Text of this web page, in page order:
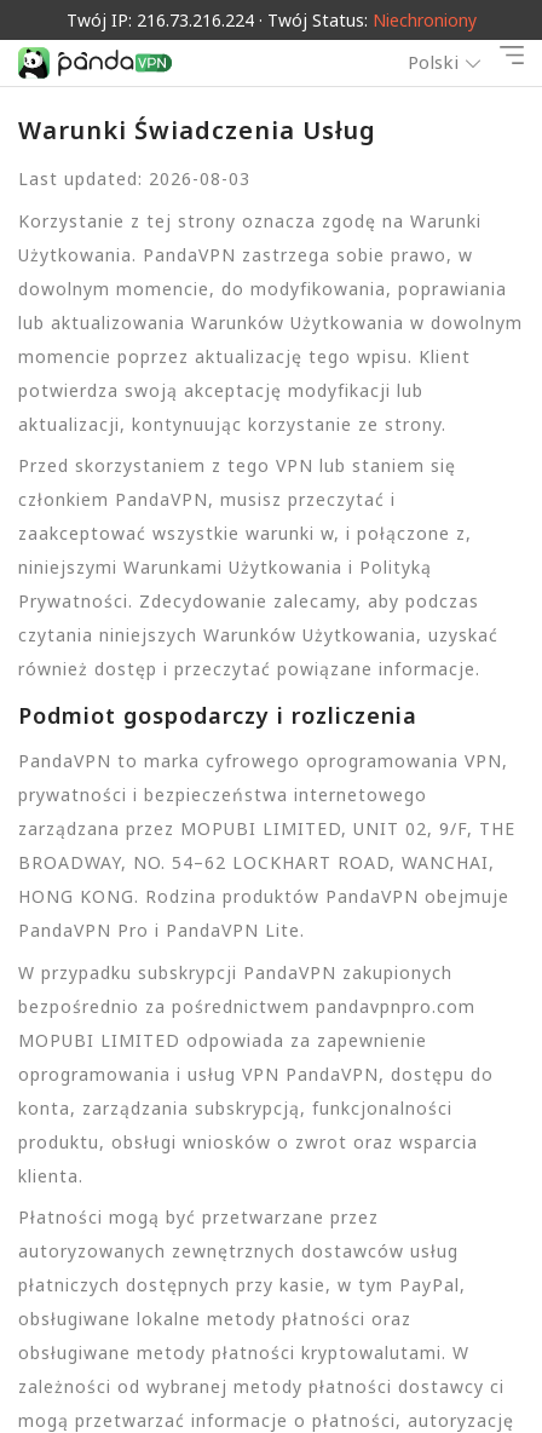
Twój IP: 216.73.216.224 · Twój Status: Niechroniony
Polski
Warunki Świadczenia Usług
Last updated: 2026-08-03
Korzystanie z tej strony oznacza zgodę na Warunki
Użytkowania. PandaVPN zastrzega sobie prawo, w
dowolnym momencie, do modyfikowania, poprawiania
lub aktualizowania Warunków Użytkowania w dowolnym
momencie poprzez aktualizację tego wpisu. Klient
potwierdza swoją akceptację modyfikacji lub
aktualizacji, kontynuując korzystanie ze strony.
Przed skorzystaniem z tego VPN lub staniem się
członkiem PandaVPN, musisz przeczytać i
zaakceptować wszystkie warunki w, i połączone z,
niniejszymi Warunkami Użytkowania i Polityką
Prywatności. Zdecydowanie zalecamy, aby podczas
czytania niniejszych Warunków Użytkowania, uzyskać
również dostęp i przeczytać powiązane informacje.
Podmiot gospodarczy i rozliczenia
PandaVPN to marka cyfrowego oprogramowania VPN,
prywatności i bezpieczeństwa internetowego
zarządzana przez MOPUBI LIMITED, UNIT 02, 9/F, THE
BROADWAY, NO. 54–62 LOCKHART ROAD, WANCHAI,
HONG KONG. Rodzina produktów PandaVPN obejmuje
PandaVPN Pro i PandaVPN Lite.
W przypadku subskrypcji PandaVPN zakupionych
bezpośrednio za pośrednictwem pandavpnpro.com
MOPUBI LIMITED odpowiada za zapewnienie
oprogramowania i usług VPN PandaVPN, dostępu do
konta, zarządzania subskrypcją, funkcjonalności
produktu, obsługi wniosków o zwrot oraz wsparcia
klienta.
Płatności mogą być przetwarzane przez
autoryzowanych zewnętrznych dostawców usług
płatniczych dostępnych przy kasie, w tym PayPal,
obsługiwane lokalne metody płatności oraz
obsługiwane metody płatności kryptowalutami. W
zależności od wybranej metody płatności dostawcy ci
mogą przetwarzać informacje o płatności, autoryzację